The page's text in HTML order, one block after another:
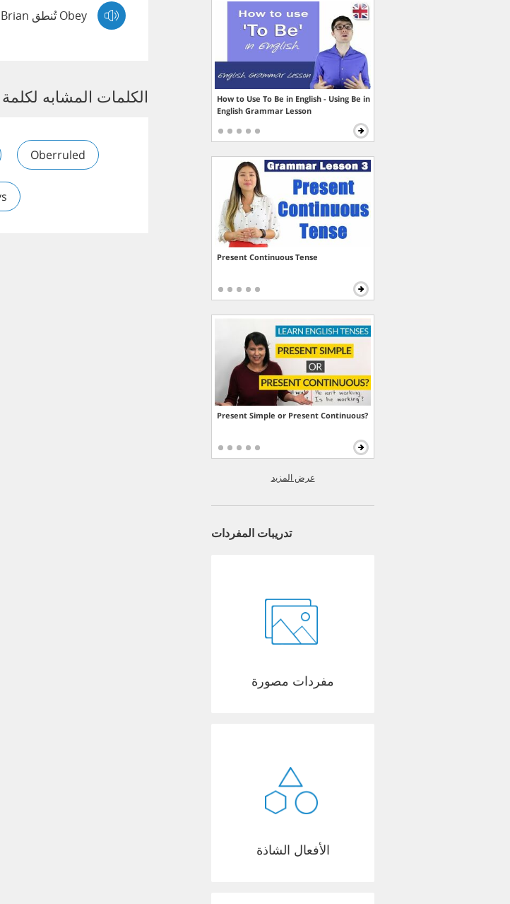
Obey تُنطق Brian
الكلمات المشابه لكلمة Obey
Oberruled
How to Use To Be in English - Using Be in
English Grammar Lesson
Present Continuous Tense
Present Simple or Present Continuous?
عرض المزيد
تدريبات المفردات
مفردات مصورة
الأفعال الشاذة